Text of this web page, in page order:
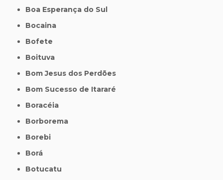
Boa Esperança do Sul
Bocaina
Bofete
Boituva
Bom Jesus dos Perdões
Bom Sucesso de Itararé
Boracéia
Borborema
Borebi
Borá
Botucatu